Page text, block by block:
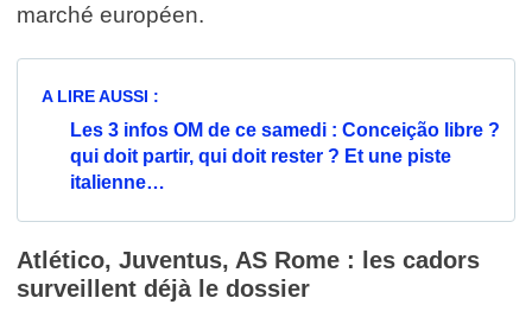
marché européen.
A LIRE AUSSI :
Les 3 infos OM de ce samedi : Conceição libre ?
qui doit partir, qui doit rester ? Et une piste
italienne…
Atlético, Juventus, AS Rome : les cadors
surveillent déjà le dossier